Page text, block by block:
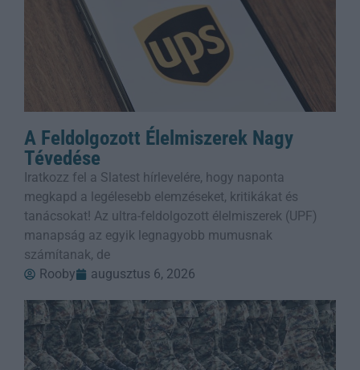
A Feldolgozott Élelmiszerek Nagy
Tévedése
Iratkozz fel a Slatest hírlevelére, hogy naponta
megkapd a legélesebb elemzéseket, kritikákat és
tanácsokat! Az ultra-feldolgozott élelmiszerek (UPF)
manapság az egyik legnagyobb mumusnak
számítanak, de
Rooby
augusztus 6, 2026